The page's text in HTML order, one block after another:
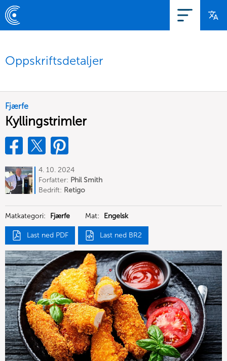
Oppskriftsdetaljer
Fjærfe
Kyllingstrimler
4. 10. 2024
Forfatter: Phil Smith
Bedrift: Retigo
Matkategori: Fjærfe Mat: Engelsk
Last ned PDF Last ned BR2